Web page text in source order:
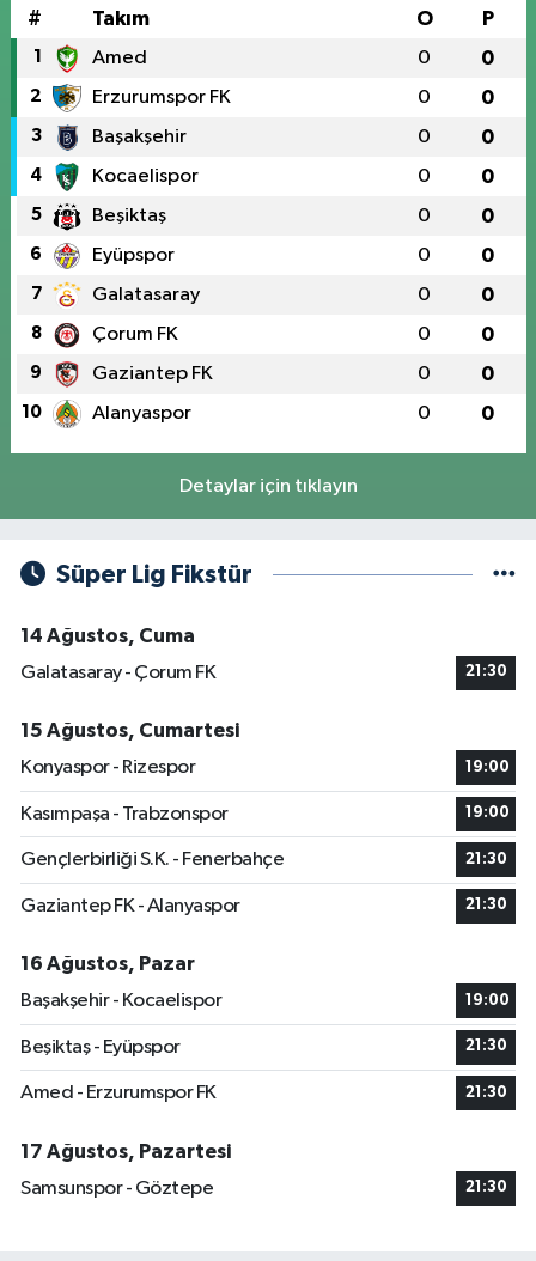
# Takım O P
1 Amed 0 0
2 Erzurumspor FK 0 0
3 Başakşehir 0 0
4 Kocaelispor 0 0
5 Beşiktaş 0 0
6 Eyüpspor 0 0
7 Galatasaray 0 0
8 Çorum FK 0 0
9 Gaziantep FK 0 0
10 Alanyaspor 0 0
Detaylar için tıklayın
Süper Lig Fikstür
14 Ağustos, Cuma
Galatasaray - Çorum FK
21:30
15 Ağustos, Cumartesi
Konyaspor - Rizespor
19:00
Kasımpaşa - Trabzonspor 19:00
Gençlerbirliği S.K. - Fenerbahçe 21:30
Gaziantep FK - Alanyaspor 21:30
16 Ağustos, Pazar
Başakşehir - Kocaelispor
19:00
Beşiktaş - Eyüpspor 21:30
Amed - Erzurumspor FK 21:30
17 Ağustos, Pazartesi
Samsunspor - Göztepe
21:30